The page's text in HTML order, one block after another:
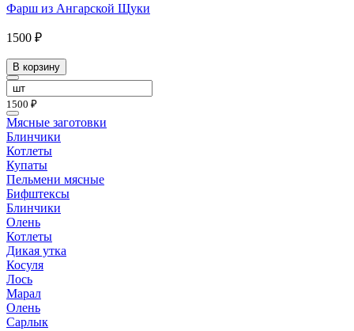
Фарш из Ангарской Щуки
1500 ₽
В корзину
1500 ₽
Мясные заготовки
Блинчики
Котлеты
Купаты
Пельмени мясные
Бифштексы
Блинчики
Олень
Котлеты
Дикая утка
Косуля
Лось
Марал
Олень
Сарлык